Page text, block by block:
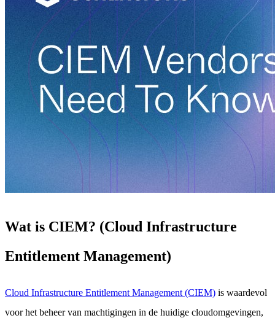
Wat is CIEM? (Cloud Infrastructure
Entitlement Management)
Cloud Infrastructure Entitlement Management (CIEM) is waardevol
voor het beheer van machtigingen in de huidige cloudomgevingen,